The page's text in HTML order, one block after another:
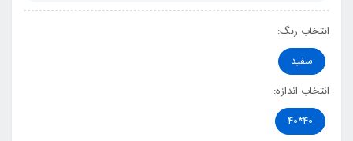
انتخاب رنگ:
سفید
انتخاب اندازه:
40*40